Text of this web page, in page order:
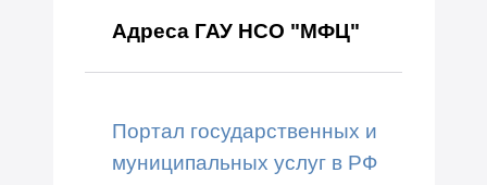
Адреса ГАУ НСО "МФЦ"
Портал государственных и
муниципальных услуг в РФ